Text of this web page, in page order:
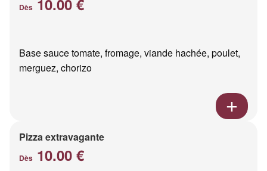
Dès
Base sauce tomate, fromage, viande hachée, poulet,
merguez, chorizo
Pizza extravagante
Dès 10.00 €